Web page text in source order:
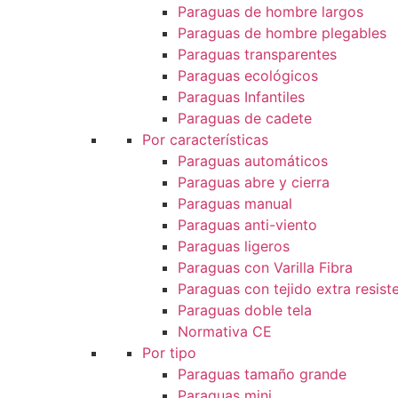
Paraguas de hombre largos
Paraguas de hombre plegables
Paraguas transparentes
Paraguas ecológicos
Paraguas Infantiles
Paraguas de cadete
Por características
Paraguas automáticos
Paraguas abre y cierra
Paraguas manual
Paraguas anti-viento
Paraguas ligeros
Paraguas con Varilla Fibra
Paraguas con tejido extra
Paraguas doble tela
Normativa CE
Por tipo
Paraguas tamaño grande